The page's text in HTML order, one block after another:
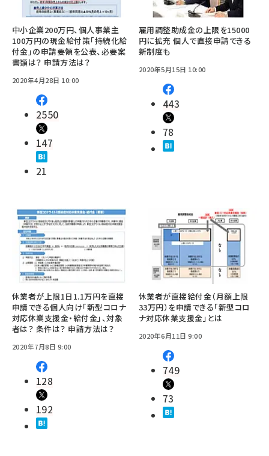
中小企業200万円、個人事業主
100万円の現金給付策「持続化給
付金」の申請要領を公表、必要案
書類は？ 申請方法は？
2020年4月28日 10:00
2550
147
21
雇用調整助成金の上限を15000
円に拡充 個人で直接申請できる
新制度も
2020年5月15日 10:00
443
78
休業者が上限1日1.1万円を直接
申請できる個人向け「新型コロナ
対応休業支援金・給付金」、対象
者は？ 条件は？ 申請方法は？
2020年7月8日 9:00
128
192
休業者が直接給付金（月額上限
33万円）を申請できる「新型コロ
ナ対応休業支援金」とは
2020年6月11日 9:00
749
73